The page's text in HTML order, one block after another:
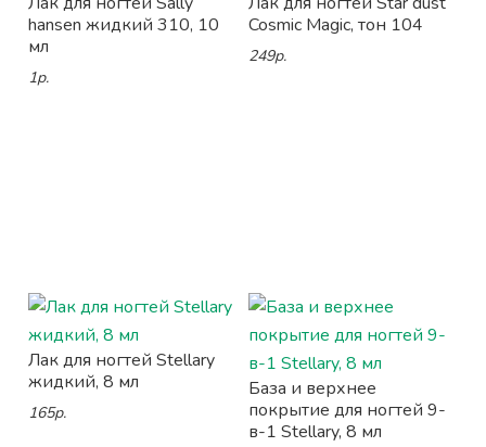
hansen жидкий 310, 10
мл
1р.
Cosmic Magic, тон 104
249р.
Лак для ногтей Stellary
жидкий, 8 мл
165р.
База и верхнее
покрытие для ногтей 9-
в-1 Stellary, 8 мл